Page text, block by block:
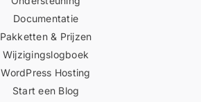
Documentatie
Pakketten & Prijzen
Wijzigingslogboek
WordPress Hosting
Start een Blog